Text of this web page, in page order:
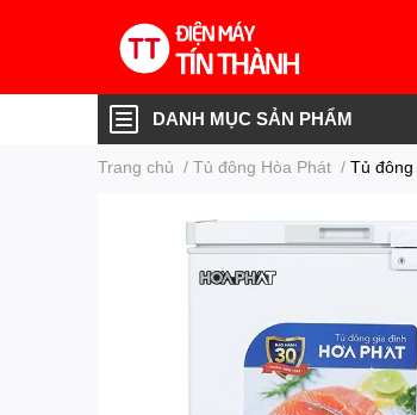
DANH MỤC SẢN PHẨM
Trang chủ / Tủ đông Hòa Phát / Tủ đông